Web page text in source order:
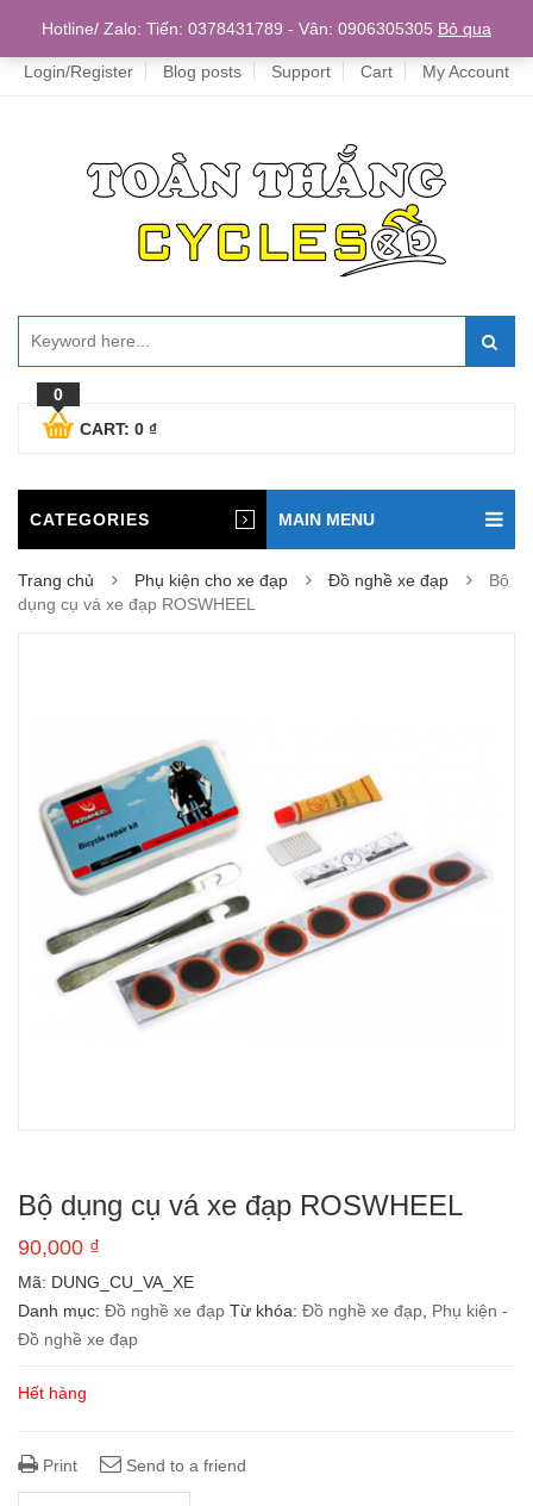
Home
Login/Register Blog posts Support Cart My Account
0
CART: 0 ₫
CATEGORIES MAIN MENU
Trang chủ Phụ kiện cho xe đạp Đồ nghề xe đạp
Bộ
dụng cụ vá xe đạp ROSWHEEL
Bộ dụng cụ vá xe đạp ROSWHEEL
90,000 ₫
Mã: DUNG_CU_VA_XE
Danh mục: Đồ nghề xe đạp Từ khóa: Đồ nghề xe đạp Phụ kiện -
Đồ nghề xe đạp
Hết hàng
Print Send to a friend
Hotline/ Zalo: Tiến: 0378431789 - Vân: 0906305305 Bỏ qua